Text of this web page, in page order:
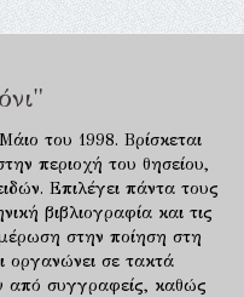
του 1998. Βρίσκεται
περιοχή του θησείου,
Επιλέγει πάντα τους
βιβλιογραφία και τις
στην ποίηση στη
οργανώνει σε τακτά
από συγγραφείς, καθώς